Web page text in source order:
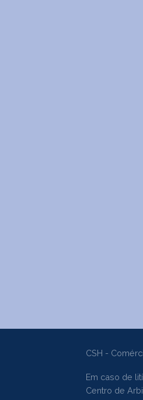
CSH -
Em caso de
Centro de